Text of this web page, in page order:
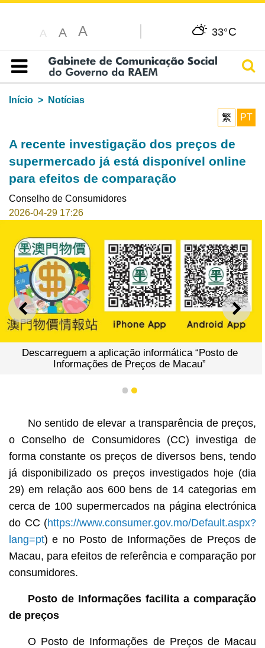
A A A 33°C
Índice
Início
Notícias
繁
PT
A recente investigação dos preços de
supermercado já está disponível online
para efeitos de comparação
Conselho de Consumidores
2026-04-29 17:26
ANTERIOR
Descarreguem a aplicação informática “Posto de
Informações de Preços de Macau”
1 2
No sentido de elevar a transparência de preços,
o Conselho de Consumidores (CC) investiga de
forma constante os preços de diversos bens, tendo
já disponibilizado os preços investigados hoje (dia
29) em relação aos 600 bens de 14 categorias em
cerca de 100 supermercados na página electrónica
do CC (https://www.consumer.gov.mo/Default.aspx?
lang=pt) e no Posto de Informações de Preços de
Macau, para efeitos de referência e comparação por
consumidores.
Posto de Informações facilita a comparação
de preços
O Posto de Informações de Preços de Macau